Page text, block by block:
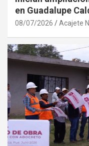
en Guadalupe
08/07/2026 Acajete